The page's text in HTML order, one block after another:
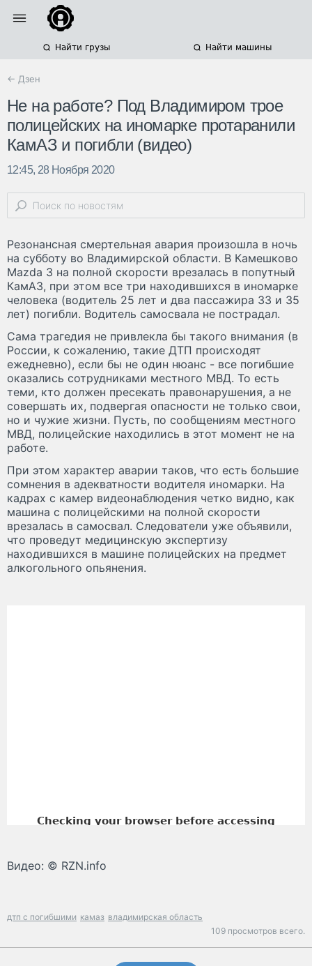
Найти грузы Найти машины
← Дзен
Не на работе? Под Владимиром трое
полицейских на иномарке протаранили
КамАЗ и погибли (видео)
12:45, 28 Ноября 2020
Резонансная смертельная авария произошла в ночь
на субботу во Владимирской области. В Камешково
Mazda 3 на полной скорости врезалась в попутный
КамАЗ, при этом все три находившихся в иномарке
человека (водитель 25 лет и два пассажира 33 и 35
лет) погибли. Водитель самосвала не пострадал.
Сама трагедия не привлекла бы такого внимания (в
России, к сожалению, такие ДТП происходят
ежедневно), если бы не один нюанс - все погибшие
оказались сотрудниками местного МВД. То есть
теми, кто должен пресекать правонарушения, а не
совершать их, подвергая опасности не только свои,
но и чужие жизни. Пусть, по сообщениям местного
МВД, полицейские находились в этот момент не на
работе.
При этом характер аварии таков, что есть большие
сомнения в адекватности водителя иномарки. На
кадрах с камер видеонаблюдения четко видно, как
машина с полицейскими на полной скорости
врезалась в самосвал. Следователи уже объявили,
что проведут медицинскую экспертизу
находившихся в машине полицейских на предмет
алкогольного опьянения.
Видео: © RZN.info
дтп с погибшими камаз владимирская область
109 просмотров всего.